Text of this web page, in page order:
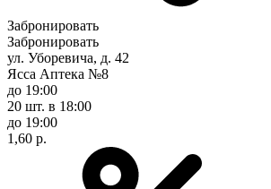
Забронировать
Забронировать
ул. Уборевича, д. 42
Ясса Аптека №8
до 19:00
20 шт. в 18:00
до 19:00
1,60 р.